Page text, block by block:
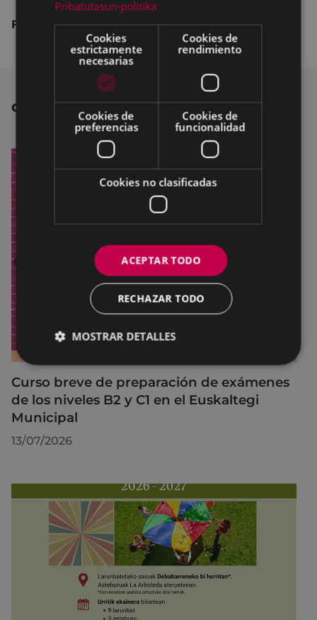
Fecha límite de inscripción:20 de septiembre
OTRAS NOTICIAS
Curso breve de preparación de exámenes
de los niveles B2 y C1 en el Euskaltegi
Municipal
13/07/2026
Pribatutasun-politika
Cookies
estrictamente
necesarias
Cookies de
rendimiento
Cookies de
preferencias
Cookies de
funcionalidad
Cookies no clasificadas
ACEPTAR TODO
RECHAZAR TODO
MOSTRAR DETALLES